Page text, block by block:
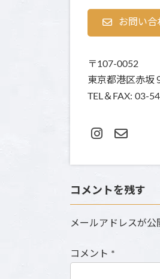
お問い合
〒107-0052
東京都港区赤坂
TEL＆FAX: 03-
コメントを残す
メールアドレスが公
コメント *